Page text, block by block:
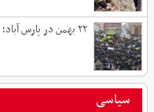
۲۲ بهمن در پارس آباد؛ سیلی عشایر مرزدار بر دشمنان انقلاب
سیاسی